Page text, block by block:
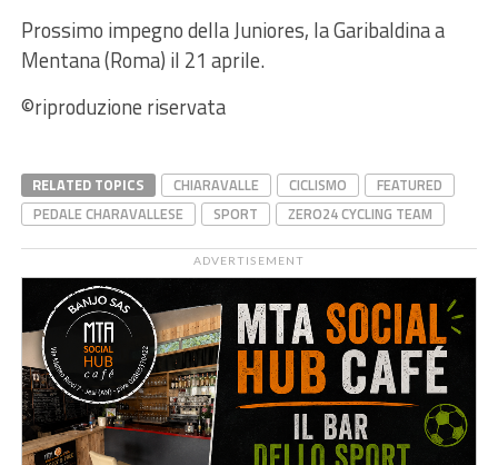
Prossimo impegno della Juniores, la Garibaldina a
Mentana (Roma) il 21 aprile.
©riproduzione riservata
RELATED TOPICS CHIARAVALLE CICLISMO
FEATURED
PEDALE CHARAVALLESE
SPORT ZERO24 CYCLING TEAM
ADVERTISEMENT